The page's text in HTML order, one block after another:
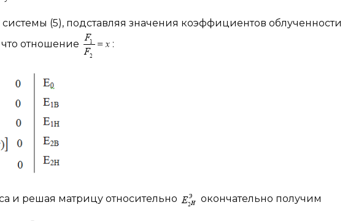
(5), подставляя значения коэффициентов облученности
что отношение :
и решая матрицу относительно окончательно получим